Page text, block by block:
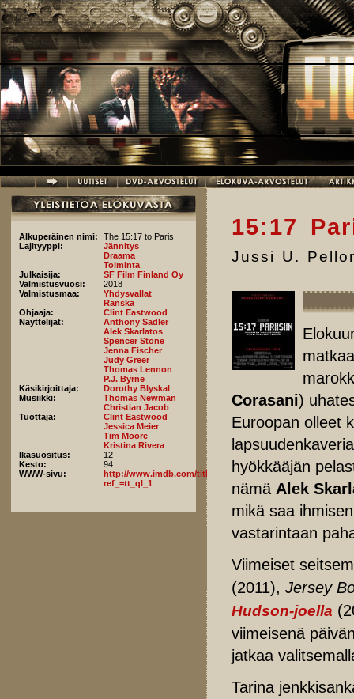
Hyppää pääsisältöön
Alkuperäinen nimi:
The 15:17 to Paris
Lajityyppi:
Jännitys
Draama
Toiminta
Julkaisija:
SF Film Finland Oy
Valmistusvuosi:
2018
Valmistusmaa:
Yhdysvallat
Ranska
Ohjaaja:
Clint Eastwood
Näyttelijät:
Anthony Sadler
Alek Skarlatos
Spencer Stone
Jenna Fischer
Judy Greer
Thomas Lennon
P.J. Byrne
Käsikirjoittaja:
Dorothy Blyskal
Musiikki:
Thomas Newman
Christian Jacob
Tuottaja:
Clint Eastwood
Jessica Meier
Tim Moore
Kristina Rivera
Ikäsuositus:
12
Kesto:
94
WWW-sivu:
http://www.imdb.com/title/tt6802308/fullcredits?
ref_=tt_ql_1
15:17
Jussi U.
Corasani)
Euroopan olleet
hyökkääjän
nämä Alek
mikä saa
vastarintaan
Viimeiset
(2011), Jersey
Hudson-joella
viimeisenä
jatkaa
Tarina